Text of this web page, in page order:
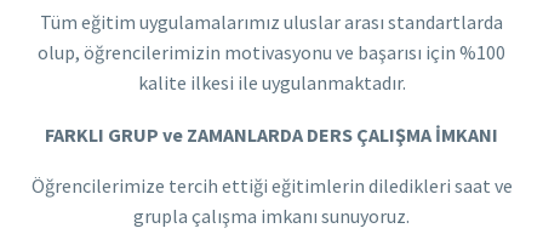
Tüm eğitim uygulamalarımız uluslar arası standartlarda
olup, öğrencilerimizin motivasyonu ve başarısı için %100
kalite ilkesi ile uygulanmaktadır.
FARKLI GRUP ve ZAMANLARDA DERS ÇALIŞMA İMKANI
Öğrencilerimize tercih ettiği eğitimlerin diledikleri saat ve
grupla çalışma imkanı sunuyoruz.